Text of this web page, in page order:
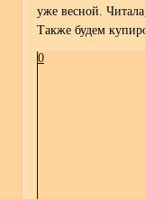
уже весной.
Также будем
0